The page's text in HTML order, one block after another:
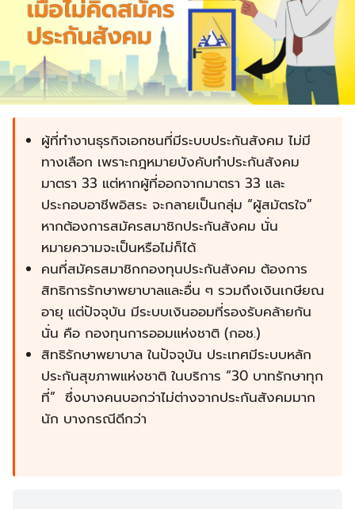
ผู้ที่ทำงานธุรกิจเอกชนที่มีระบบประกันสังคม ไม่มี
ทางเลือก เพราะกฎหมายบังคับทำประกันสังคม
มาตรา 33 แต่หากผู้ที่ออกจากมาตรา 33 และ
ประกอบอาชีพอิสระ จะกลายเป็นกลุ่ม “ผู้สมัตรใจ”
หากต้องการสมัครสมาชิกประกันสังคม นั่น
หมายความจะเป็นหรือไม่ก็ได้
คนที่สมัครสมาชิกกองทุนประกันสังคม ต้องการ
สิทธิการรักษาพยาบาลและอื่น ๆ รวมถึงเงินเกษียณ
อายุ แต่ปัจจุบัน มีระบบเงินออมที่รองรับคล้ายกัน
นั่น คือ กองทุนการออมแห่งชาติ (กอช.)
สิทธิรักษาพยาบาล ในปัจจุบัน ประเทศมีระบบหลัก
ประกันสุขภาพแห่งชาติ ในบริการ “30 บาทรักษาทุก
ที่” ซึ่งบางคนบอกว่าไม่ต่างจากประกันสังคมมาก
นัก บางกรณีดีกว่า